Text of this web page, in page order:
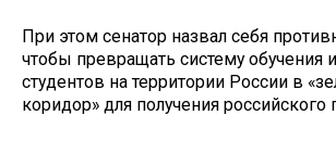
При этом сенатор назвал себя
чтобы превращать систему обучения
студентов на территории России в
коридор» для получения российского